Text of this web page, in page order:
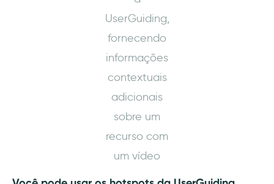
UserGuiding,
fornecendo
informações
contextuais
adicionais
sobre um
recurso com
um vídeo